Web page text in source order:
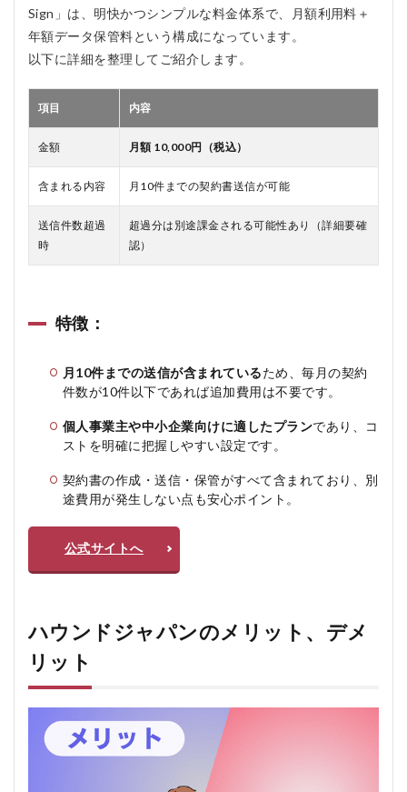
Sign」は、明快かつシンプルな料金体系で、月額利用料＋
年額データ保管料という構成になっています。
以下に詳細を整理してご紹介します。
項目 内容
金額 月額 10,000円（税込）
含まれる内容 月10件までの契約書送信が可能
送信件数超過
時
超過分は別途課金される可能性あり（詳細要確
認）
特徴：
月10件までの送信が含まれているため、毎月の契約
件数が10件以下であれば追加費用は不要です。
個人事業主や中小企業向けに適したプランであり、コ
ストを明確に把握しやすい設定です。
契約書の作成・送信・保管がすべて含まれており、別
途費用が発生しない点も安心ポイント。
公式サイトへ
ハウンドジャパンのメリット、デメ
リット